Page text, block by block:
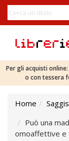
Per gli acquisti
o con tessera
Home
Può una
omoaffettive e